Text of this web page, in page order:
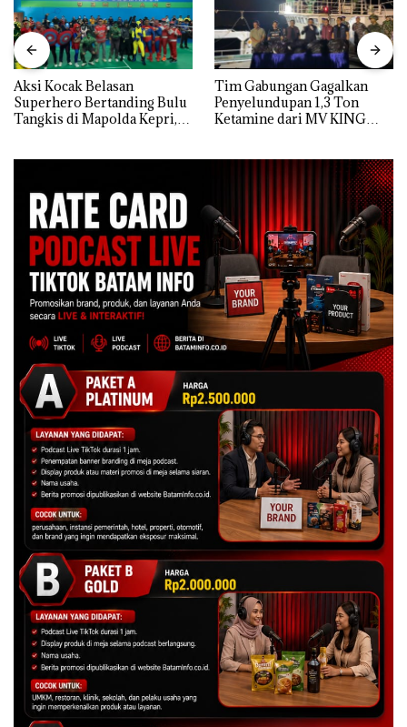
Aksi Kocak Belasan
Superhero Bertanding Bulu
Tangkis di Mapolda Kepri,
Tim Gabungan Gagalkan
Penyelundupan 1,3 Ton
Ketamine dari MV KING